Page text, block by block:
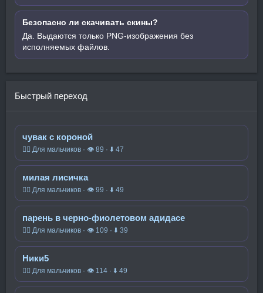
Безопасно ли скачивать скины?
Да. Выдаются только PNG-изображения без
исполняемых файлов.
Быстрый переход
чувак с короной
🧍‍♂️ Для мальчиков · 👁 89 · ⬇ 47
милая лисичка
🧍‍♂️ Для мальчиков · 👁 99 · ⬇ 49
парень в черно-фиолетовом адидасе
🧍‍♂️ Для мальчиков · 👁 109 · ⬇ 39
Ники5
🧍‍♂️ Для мальчиков · 👁 114 · ⬇ 49